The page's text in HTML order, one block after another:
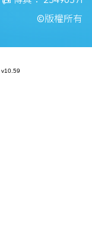
©版權所有
v10.59